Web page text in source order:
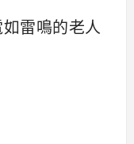
雷鳴的老人